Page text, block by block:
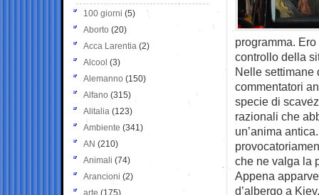
programma.
controllo della
Nelle settimane
commentatori
specie di
razionali che
un’anima
che ne valga la
Appena
d’albergo a
100 giorni (5)
Aborto (20)
Acca Larentia (2)
Alcool (3)
Alemanno (150)
Alfano (315)
Alitalia (123)
Ambiente (341)
AN (210)
Animali (74)
Arancioni (2)
arte (175)